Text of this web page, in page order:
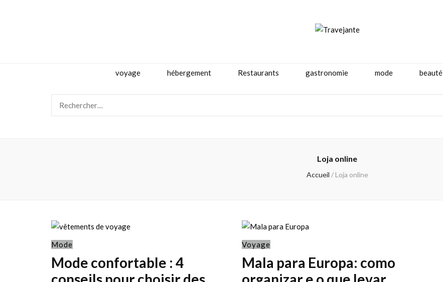
voyage hébergement Restaurants gastronomie mode beauté
Loja online
Accueil / Loja online
Mode
Mode confortable : 4
Voyage
Mala para Europa: como